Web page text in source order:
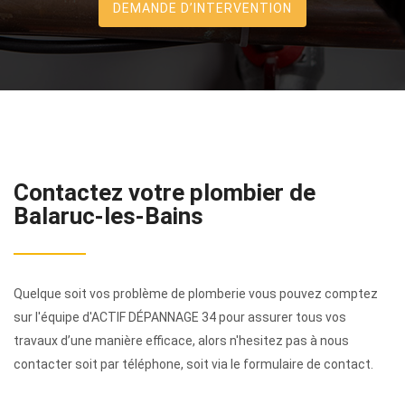
DEMANDE D’INTERVENTION
Contactez votre plombier de
Balaruc-les-Bains
Quelque soit vos problème de plomberie vous pouvez comptez
sur l'équipe d'ACTIF DÉPANNAGE 34 pour assurer tous vos
travaux d’une manière efficace, alors n'hesitez pas à nous
contacter soit par téléphone, soit via le formulaire de contact.